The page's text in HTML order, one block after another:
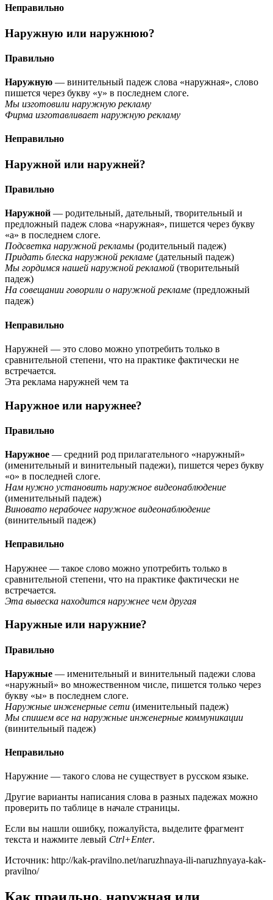
Неправильно
Наружную или наружнюю?
Правильно
Наружную — винительный падеж слова «наружная», слово
пишется через букву «у» в последнем слоге.
Мы изготовили наружную рекламу
Фирма изготавливает наружную рекламу
Неправильно
Наружной или наружней?
Правильно
Наружной — родительный, дательный, творительный и
предложный падеж слова «наружная», пишется через букву
«а» в последнем слоге.
Подсветка наружной рекламы (родительный падеж)
Придать блеска наружной рекламе (дательный падеж)
Мы гордимся нашей наружной рекламой (творительный
падеж)
На совещании говорили о наружной рекламе (предложный
падеж)
Неправильно
Наружней — это слово можно употребить только в
сравнительной степени, что на практике фактически не
встречается.
Эта реклама наружней чем та
Наружное или наружнее?
Правильно
Наружное — средний род прилагательного «наружный»
(именительный и винительный падежи), пишется через букву
«о» в последней слоге.
Нам нужно установить наружное видеонаблюдение
(именительный падеж)
Виновато нерабочее наружное видеонаблюдение
(винительный падеж)
Неправильно
Наружнее — такое слово можно употребить только в
сравнительной степени, что на практике фактически не
встречается.
Эта вывеска находится наружнее чем другая
Наружные или наружние?
Правильно
Наружные — именительный и винительный падежи слова
«наружный» во множественном числе, пишется только через
букву «ы» в последнем слоге.
Наружные инженерные сети (именительный падеж)
Мы спишем все на наружные инженерные коммуникации
(винительный падеж)
Неправильно
Наружние — такого слова не существует в русском языке.
Другие варианты написания слова в разных падежах можно
проверить по таблице в начале страницы.
Если вы нашли ошибку, пожалуйста, выделите фрагмент
текста и нажмите левый Ctrl+Enter.
Источник: http://kak-pravilno.net/naruzhnaya-ili-naruzhnyaya-kak-
pravilno/